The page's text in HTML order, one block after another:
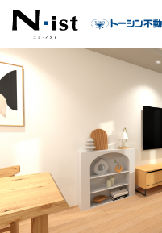
会社案内
Ｎ・istについて
住宅性能